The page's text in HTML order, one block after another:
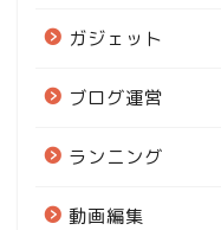
ガジェット
ブログ運営
ランニング
動画編集